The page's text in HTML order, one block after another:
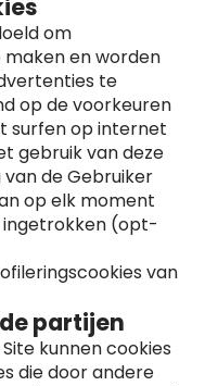
om
en worden
te
op de voorkeuren
surfen op internet
gebruik van deze
de Gebruiker
op elk moment
ingetrokken (opt-
van
partijen
kunnen cookies
die door andere